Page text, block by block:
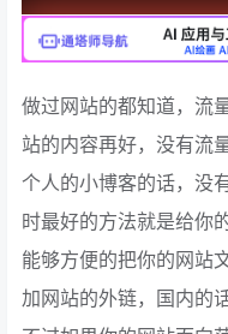
做过网站的都知道，流
站的内容再好，没有流
个人的小博客的话，没
时最好的方法就是给你
能够方便的把你的网站
加网站的外链，国内的